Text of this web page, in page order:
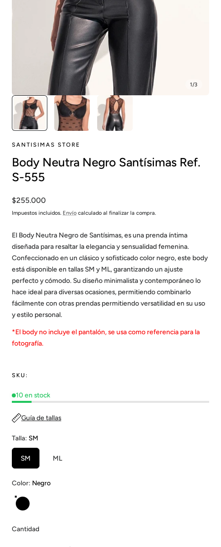
1/3
SANTISIMAS STORE
Body Neutra Negro Santísimas Ref.
S-555
Precio
habitual
$255.000
Impuestos incluidos. Envío calculado al finalizar la compra.
El Body Neutra Negro de Santísimas, es una prenda íntima
diseñada para resaltar la elegancia y sensualidad femenina.
Confeccionado en un clásico y sofisticado color negro, este body
está disponible en tallas SM y ML, garantizando un ajuste
perfecto y cómodo. Su diseño minimalista y contemporáneo lo
hace ideal para diversas ocasiones, permitiendo combinarlo
fácilmente con otras prendas permitiendo versatilidad en su uso
y estilo personal.
*El body no incluye el pantalón, se usa como referencia para la
fotografía.
SKU:
10 en stock
Guía de tallas
Talla: SM
SM ML
Color: Negro
Negro
Cantidad